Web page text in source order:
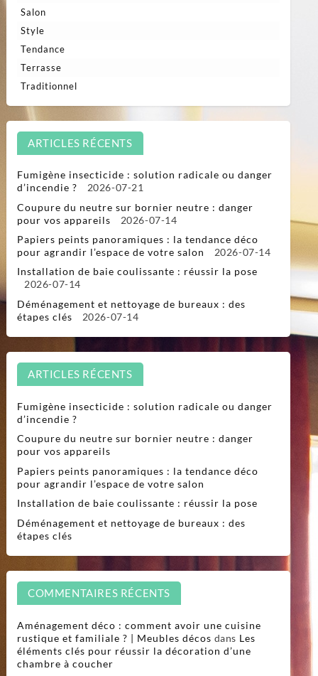
Salon
Style
Tendance
Terrasse
Traditionnel
ARTICLES RÉCENTS
Fumigène insecticide : solution radicale ou danger
d’incendie ?
2026-07-21
Coupure du neutre sur bornier neutre : danger
pour vos appareils
2026-07-14
Papiers peints panoramiques : la tendance déco
pour agrandir l’espace de votre salon
2026-07-14
Installation de baie coulissante : réussir la pose
2026-07-14
Déménagement et nettoyage de bureaux : des
étapes clés
2026-07-14
ARTICLES RÉCENTS
Fumigène insecticide : solution radicale ou danger
d’incendie ?
Coupure du neutre sur bornier neutre : danger
pour vos appareils
Papiers peints panoramiques : la tendance déco
pour agrandir l’espace de votre salon
Installation de baie coulissante : réussir la pose
Déménagement et nettoyage de bureaux : des
étapes clés
COMMENTAIRES RÉCENTS
Aménagement déco : comment avoir une cuisine
rustique et familiale ? | Meubles décos dans Les
éléments clés pour réussir la décoration d’une
chambre à coucher